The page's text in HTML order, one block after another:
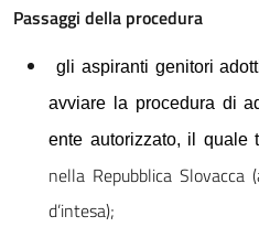
Passaggi della procedura
gli aspiranti genitori
avviare la procedura di
ente autorizzato, il quale
nella Repubblica
d’intesa);